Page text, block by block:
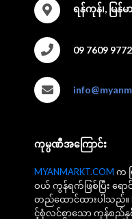
ရန်ကုန်၊, မြန်မာ
09 7609
ကုမ္ပဏီအကြောင်း
MYANMARKT.COM က
ဝယ် ကွန်ရက်ဖြစ်ပြီး ရ
တည်ထောင်ထားပါသည်။
င့်စုံလင်စွာသော ကုန်စည်နှ